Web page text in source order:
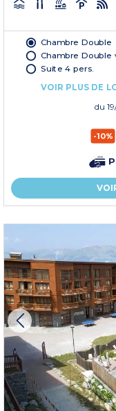
Chambre Double
Chambre Double
Suite 4 pers.
VOIR PLUS DE
du
-10%